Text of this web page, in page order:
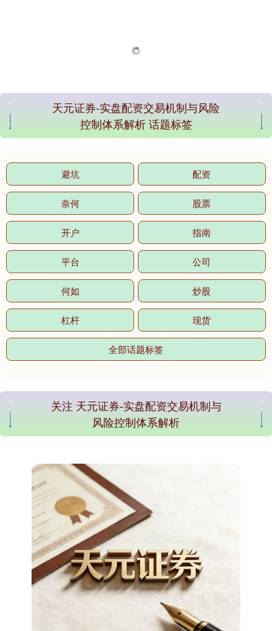
天元证券-实盘配资交易机制与风险
控制体系解析 话题标签
避坑 配资
奈何 股票
开户 指南
平台 公司
何如 炒股
杠杆 现货
全部话题标签
关注 天元证券-实盘配资交易机制与
风险控制体系解析